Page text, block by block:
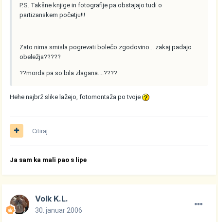
P.S. Takšne knjige in fotografije pa obstajajo tudi o
partizanskem početju!!!
Zato nima smisla pogrevati bolečo zgodovino... zakaj padajo
obeležja?????
??morda pa so bila zlagana....????
Hehe najbrž slike lažejo, fotomontaža po tvoje
Citiraj
Ja sam ka mali pao s lipe
Volk K.L.
30. januar 2006